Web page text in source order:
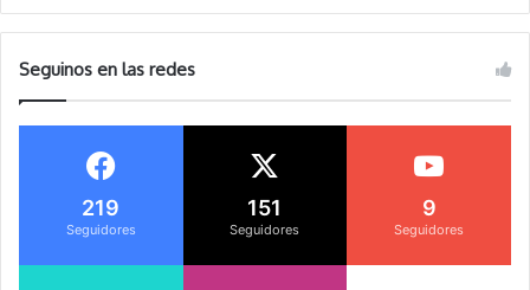
Seguinos en las redes
219
Seguidores
151
Seguidores
9
Seguidores